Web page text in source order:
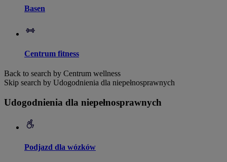
Basen
Centrum fitness
Back to search by Centrum wellness
Skip search by Udogodnienia dla niepełnosprawnych
Udogodnienia dla niepełnosprawnych
Podjazd dla wózków